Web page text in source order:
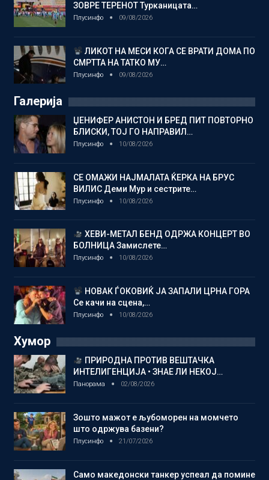
ЗОВРЕ ТЕРЕНОТ Турканицата…
Плусинфо 09/08/2026
ЛИКОТ НА МЕСИ КОГА СЕ ВРАТИ ДОМА ПО
СМРТТА НА ТАТКО МУ…
Плусинфо 09/08/2026
Галерија
ЏЕНИФЕР АНИСТОН И БРЕД ПИТ ПОВТОРНО
БЛИСКИ, ТОЈ ГО НАПРАВИЛ…
Плусинфо 10/08/2026
СЕ ОМАЖИ НАЈМАЛАТА ЌЕРКА НА БРУС
ВИЛИС Деми Мур и сестрите…
Плусинфо 10/08/2026
ХЕВИ-МЕТАЛ БЕНД ОДРЖА КОНЦЕРТ ВО
БОЛНИЦА Замислете…
Плусинфо 10/08/2026
НОВАК ЃОКОВИЌ ЈА ЗАПАЛИ ЦРНА ГОРА
Се качи на сцена,…
Плусинфо 10/08/2026
Хумор
ПРИРОДНА ПРОТИВ ВЕШТАЧКА
ИНТЕЛИГЕНЦИЈА • ЗНАЕ ЛИ НЕКОЈ…
Панорама 02/08/2026
Зошто мажот е љубоморен на момчето
што одржува базени?
Плусинфо 21/07/2026
Само македонски танкер успеал да помине